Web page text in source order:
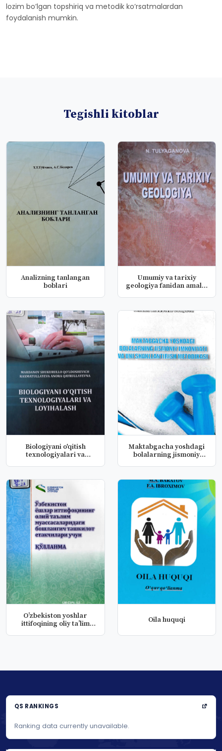
lozim bo’lgan topshiriq va metodik ko’rsatmalardan
foydalanish mumkin.
Tegishli kitoblar
Analizning tanlangan
boblari
Umumiy va tarixiy
geologiya fanidan amaliy
Biologiyani o'qitish
texnologiyalari va
Maktabgacha yoshdagi
bolalarning jismoniy
Oʼzbekiston yoshlar
ittifoqining oliy taʼlim
Oila huquqi
QS RANKINGS
Ranking data currently unavailable.